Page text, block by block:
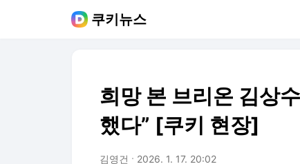
쿠키뉴스
희망 본 브리온 김상
했다” [쿠키 현장]
김영건 2026. 1. 17. 20:02